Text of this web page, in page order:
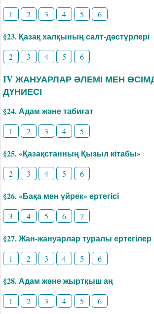
1 2 3 4 5 6
§23. Қазақ халқының салт-дәстүрлері
2 3 4 5 6
IV ЖАНУАРЛАР ӘЛЕМІ МЕН
ДҮНИЕСІ
§24. Адам және табиғат
1 2 3 4 5
§25. «Қазақстанның Қызыл кітабы»
2 3 4 5 6
§26. «Бақа мен үйрек» ертегісі
3 4 5 6 7
§27. Жан-жануарлар туралы ертегілер
1 2 3 4 5 6
§28. Адам және жыртқыш аң
1 2 3 4 5 6